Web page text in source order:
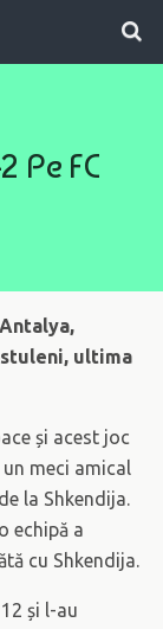
Pe FC
ultima
și acest joc
meci amical
la Shkendija.
echipă a
cu Shkendija.
și l-au